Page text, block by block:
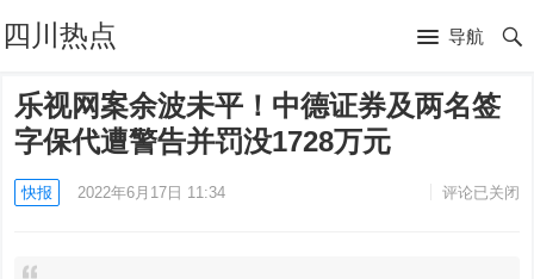
四川热点 导航
乐视网案余波未平！中德证券及两名签
字保代遭警告并罚没1728万元
快报 2022年6月17日 11:34 评论已关闭